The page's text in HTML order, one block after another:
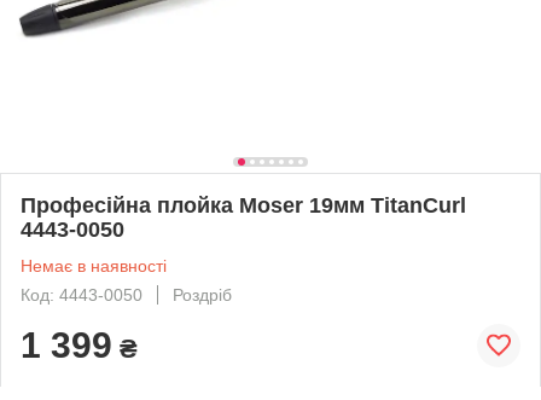
Професійна плойка Moser 19мм TitanCurl
4443-0050
Немає в наявності
Код: 4443-0050
Роздріб
1 399 ₴